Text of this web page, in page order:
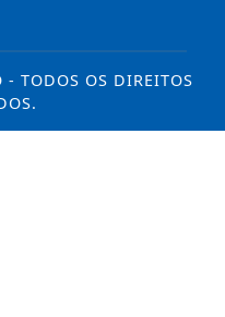
- TODOS OS DIREITOS